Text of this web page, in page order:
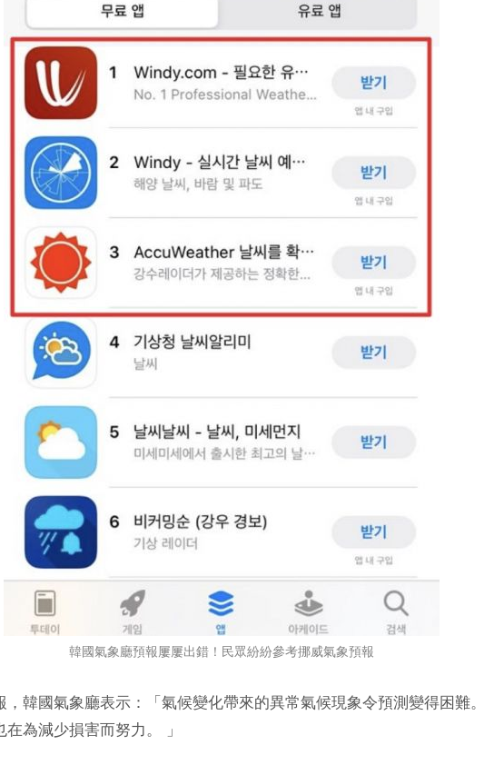
韓國氣象廳預報屢屢出錯！民眾紛紛參考挪威氣象預報
，韓國氣象廳表示：「氣候變化帶來的異常氣候現象令預測變得困難。
在為減少損害而努力。 」